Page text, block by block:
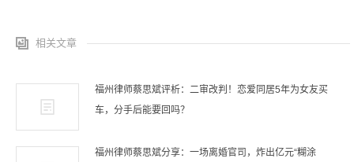
相关文章
福州律师蔡思斌评析：二审改判！恋爱同居5年为女友买
车，分手后能要回吗？
福州律师蔡思斌分享：一场离婚官司，炸出亿元“糊涂